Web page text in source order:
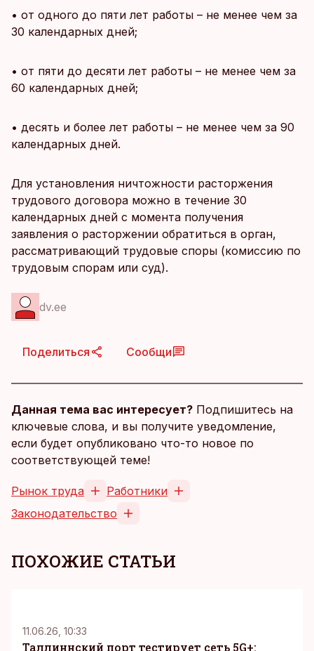
• от одного до пяти лет работы – не менее чем за
30 календарных дней;
• от пяти до десяти лет работы – не менее чем за
60 календарных дней;
• десять и более лет работы – не менее чем за 90
календарных дней.
Для установления ничтожности расторжения
трудового договора можно в течение 30
календарных дней с момента получения
заявления о расторжении обратиться в орган,
рассматривающий трудовые споры (комиссию по
трудовым спорам или суд).
dv.ee
Поделиться Сообщи
Данная тема вас интересует? Подпишитесь на
ключевые слова, и вы получите уведомление,
если будет опубликовано что-то новое по
соответствующей теме!
Рынок труда
Работники
Законодательство
ПОХОЖИЕ СТАТЬИ
11.06.26, 10:33
Таллиннский порт тестирует сеть 5G+: